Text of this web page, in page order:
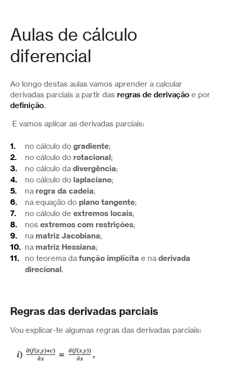
Aulas de cálculo
diferencial
Ao longo destas aulas vamos aprender a calcular
derivadas parciais a partir das regras de derivação e por
definição.
E vamos aplicar as derivadas parciais:
no cálculo dogradiente;
no cálculo dorotacional;
no cálculo dadivergência;
no cálculo dolaplaciano;
naregra da cadeia;
na equação doplano tangente;
no cálculo deextremos locais;
nosextremos com restrições;
namatriz Jacobiana;
namatriz Hessiana;
no teorema dafunção implícita e naderivada
direcional.
Regras das derivadas parciais
Vou explicar-te algumas regras das derivadas parciais: